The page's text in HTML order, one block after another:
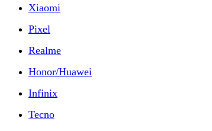
Xiaomi
Pixel
Realme
Honor/Huawei
Infinix
Tecno